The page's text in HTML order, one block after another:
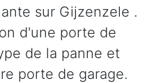
sur Gijzenzele .
d'une porte de
de la panne et
porte de garage.